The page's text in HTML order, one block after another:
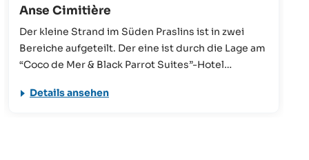
Anse Cimitière
Der kleine Strand im Süden Praslins ist in zwei
Bereiche aufgeteilt. Der eine ist durch die Lage am
“Coco de Mer & Black Parrot Suites”-Hotel
ruhiges, flaches Meer und eine schöne Kulisse -
Details ansehen